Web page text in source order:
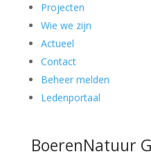
Projecten
Wie we zijn
Actueel
Contact
Beheer melden
Ledenportaal
BoerenNatuur